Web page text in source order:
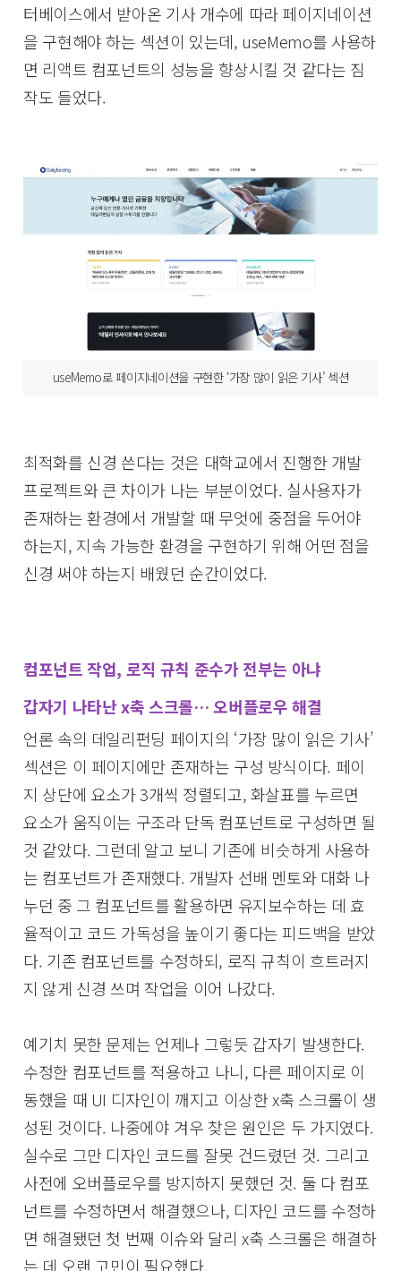
터베이스에서 받아온 기사 개수에 따라 페이지네이션
을 구현해야 하는 섹션이 있는데, useMemo를 사용하
면 리액트 컴포넌트의 성능을 향상시킬 것 같다는 짐
작도 들었다.
useMemo로 페이지네이션을 구현한 ‘가장 많이 읽은 기사’ 섹션
최적화를 신경 쓴다는 것은 대학교에서 진행한 개발
프로젝트와 큰 차이가 나는 부분이었다. 실사용자가
존재하는 환경에서 개발할 때 무엇에 중점을 두어야
하는지, 지속 가능한 환경을 구현하기 위해 어떤 점을
신경 써야 하는지 배웠던 순간이었다.
컴포넌트 작업, 로직 규칙 준수가 전부는 아냐
갑자기 나타난 x축 스크롤… 오버플로우 해결
언론 속의 데일리펀딩 페이지의 ‘가장 많이 읽은 기사’
섹션은 이 페이지에만 존재하는 구성 방식이다. 페이
지 상단에 요소가 3개씩 정렬되고, 화살표를 누르면
요소가 움직이는 구조라 단독 컴포넌트로 구성하면 될
것 같았다. 그런데 알고 보니 기존에 비슷하게 사용하
는 컴포넌트가 존재했다. 개발자 선배 멘토와 대화 나
누던 중 그 컴포넌트를 활용하면 유지보수하는 데 효
율적이고 코드 가독성을 높이기 좋다는 피드백을 받았
다. 기존 컴포넌트를 수정하되, 로직 규칙이 흐트러지
지 않게 신경 쓰며 작업을 이어 나갔다.
예기치 못한 문제는 언제나 그렇듯 갑자기 발생한다.
수정한 컴포넌트를 적용하고 나니, 다른 페이지로 이
동했을 때 UI 디자인이 깨지고 이상한 x축 스크롤이 생
성된 것이다. 나중에야 겨우 찾은 원인은 두 가지였다.
실수로 그만 디자인 코드를 잘못 건드렸던 것. 그리고
사전에 오버플로우를 방지하지 못했던 것. 둘 다 컴포
넌트를 수정하면서 해결했으나, 디자인 코드를 수정하
면 해결됐던 첫 번째 이슈와 달리 x축 스크롤은 해결하
는 데 오랜 고민이 필요했다.